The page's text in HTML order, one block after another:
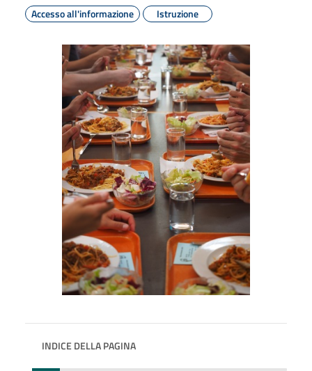
Accesso all'informazione
Istruzione
INDICE DELLA PAGINA